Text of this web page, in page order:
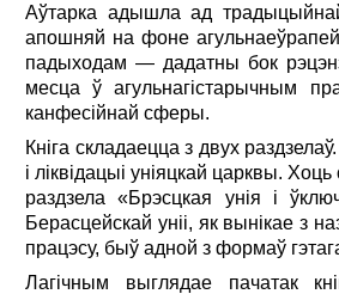
Аўтарка адышла ад
апошняй на фоне
падыходам — дадатны бок
месца ў агульнагістарычным
канфесійнай сферы.
Кніга складаецца з двух
і ліквідацыі уніяцкай царквы.
раздзела «Брэсцкая унія і
Берасцейскай уніі, як вынікае з
працэсу, быў адной з формаў
Лагічным выглядае пачатак